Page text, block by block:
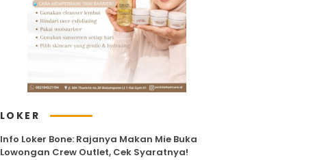
LOKER
Info Loker Bone: Rajanya Makan Mie Buka
Lowongan Crew Outlet, Cek Syaratnya!